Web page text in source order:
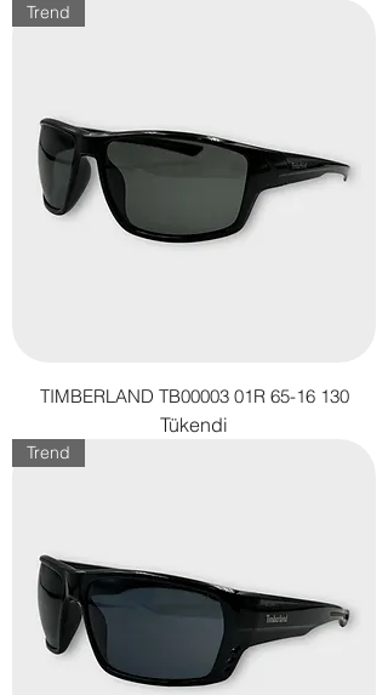
Trend
TIMBERLAND TB00003 01R 65-16 130
Tükendi
Trend